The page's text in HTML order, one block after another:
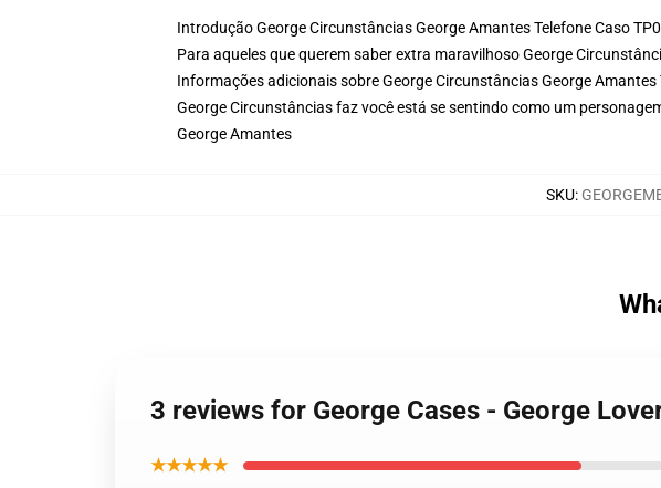
Introdução George Circunstâncias George Amantes Telefone Caso
Para aqueles que querem saber extra maravilhoso George
Informações adicionais sobre George Circunstâncias George
George Circunstâncias faz você está se sentindo como um
George Amantes
SKU:
3 reviews for George Cases - George
★★★★★